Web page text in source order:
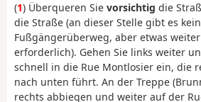
(1) Überqueren Sie vorsichtig die
die Straße (an dieser Stelle gibt es
Fußgängerüberweg, aber etwas
erforderlich). Gehen Sie links weiter
schnell in die Rue Montlosier ein, die
nach unten führt. An der Treppe
rechts abbiegen und weiter auf der